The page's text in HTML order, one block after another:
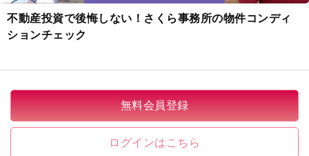
不動産投資で後悔しない！さくら事務所の物件コンディ
ションチェック
無料会員登録
ログインはこちら